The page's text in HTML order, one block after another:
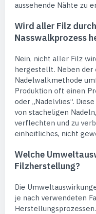
aussehende Nähte zu
Wird aller Filz
Nasswalkprozess
Nein, nicht aller Filz
hergestellt. Neben der
Nadelwalkmethode
Produktion oft einen
oder „Nadelvlies“.
von stacheligen
verflechten und zu
einheitliches, nicht
Welche
Filzherstellung?
Die
je nach verwendeten